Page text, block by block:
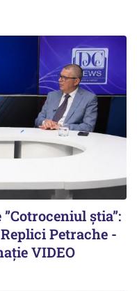
știa”:
Petrache -
VIDEO